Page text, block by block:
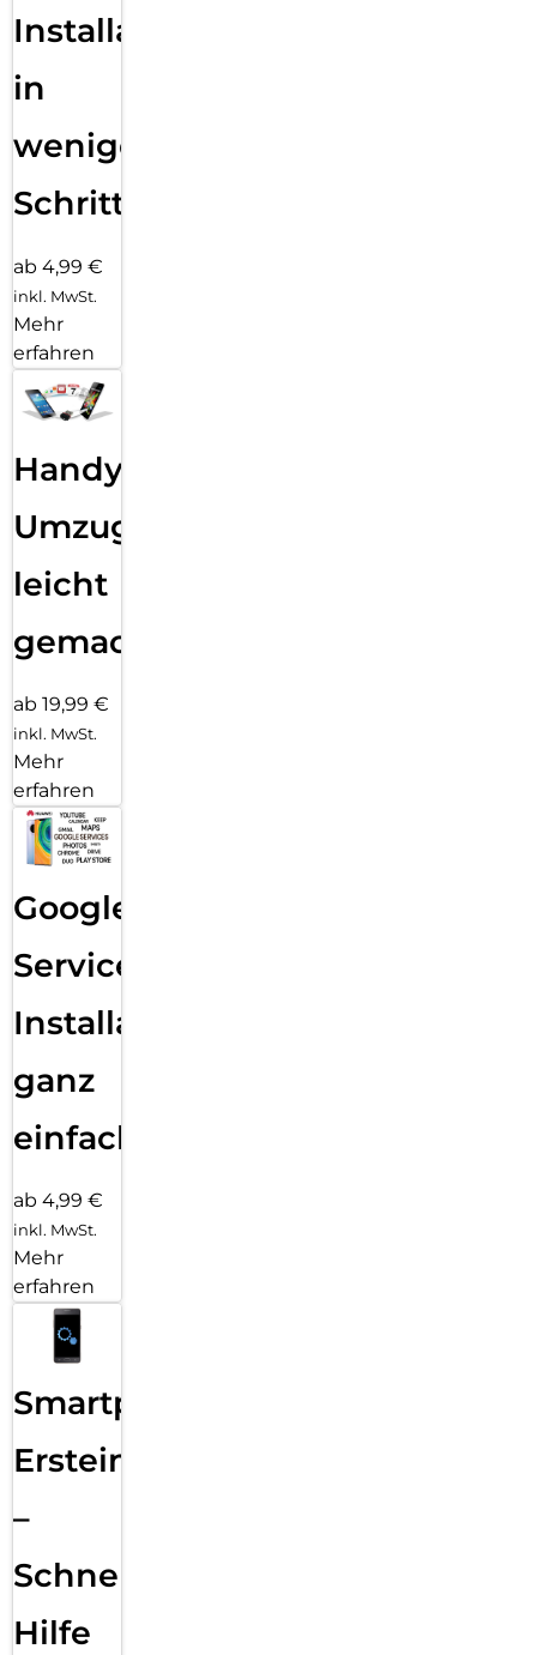
Installation
in
wenigen
Schritten
ab 4,99 €
inkl. MwSt.
Mehr
erfahren
Handy
Umzug
leicht
gemacht!
ab 19,99 €
inkl. MwSt.
Mehr
erfahren
Google
Services
Installation
ganz
einfach
ab 4,99 €
inkl. MwSt.
Mehr
erfahren
Smartphone
Ersteinrichtung
–
Schnelle
Hilfe